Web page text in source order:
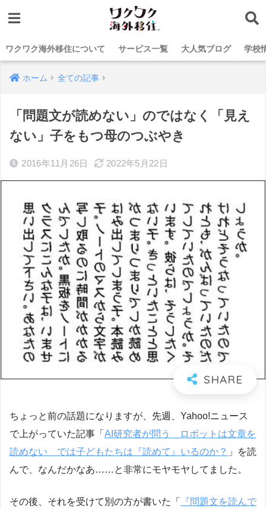
ワクワク海外移住について サービス一覧 大人気ブログ 学校
ホーム 全ての記事
「問題文が読めない」のではなく「見え
ない」子をもつ母のつぶやき
2016年11月26日 2022年5月22日
ちょっと前の話題になりますが、先週、Yahoo!ニュース
で上がっていた記事「 AI研究者が問う ロボットは文章を
読めない では子どもたちは『読めて』いるのか？ 」を読
んで、なんだかなあ……と非常にモヤモヤしてました。
その後、それを受けて別の方が書いた「
『問題文を読んで